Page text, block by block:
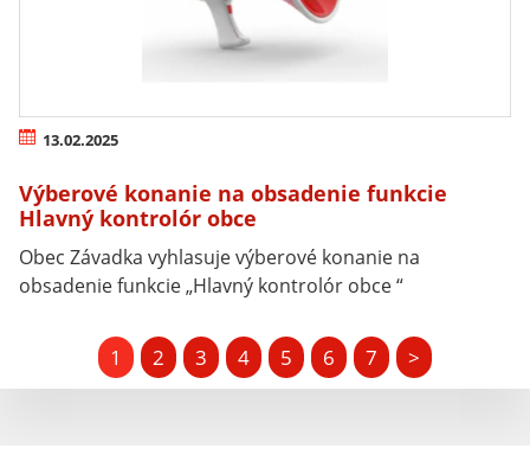
13.02.2025
Výberové konanie na obsadenie funkcie
Hlavný kontrolór obce
Obec Závadka vyhlasuje výberové konanie na
obsadenie funkcie „Hlavný kontrolór obce “
1 2 3 4 5 6 7 >